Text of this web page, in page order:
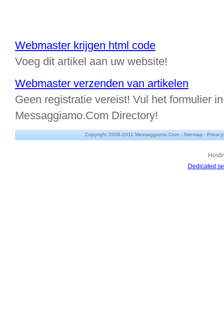
Webmaster krijgen html code
Voeg dit artikel aan uw website!
Webmaster verzenden van artikelen
Geen registratie vereist! Vul het formulier
Messaggiamo.Com Directory!
Copyright 2006-2011 Messaggiamo.Com - Sitemap - Privacy
Dedicated